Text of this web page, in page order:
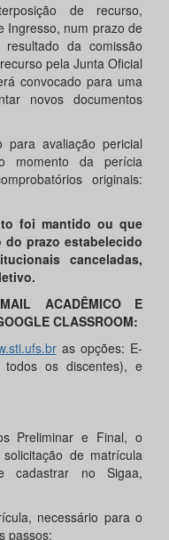
de recurso,
Ingresso, num prazo de
da comissão
pela Junta Oficial
convocado para uma
novos documentos
para avaliação pericial
momento da perícia
originais:
foi mantido ou que
prazo estabelecido
canceladas,
ACADÊMICO E
CLASSROOM:
as opções: E-
todos os discentes), e
Preliminar e Final, o
de matrícula
no Sigaa,
necessário para o
passos: